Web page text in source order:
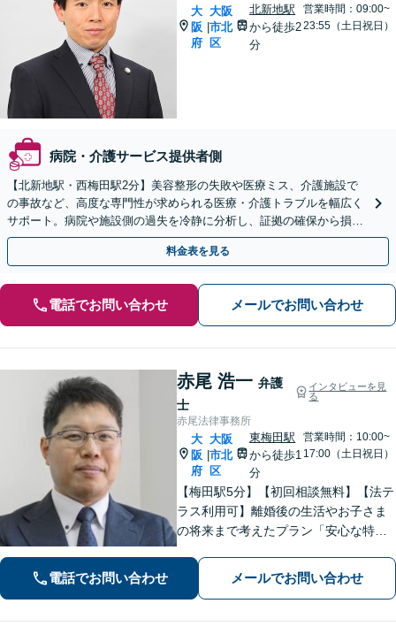
大
阪
府
大阪
市北
区
北新地駅
から徒歩2
分
営業時間：09:00~
23:55（土日祝日）
病院・介護サービス提供者側
【北新地駅・西梅田駅2分】美容整形の失敗や医療ミス、介護施設で
の事故など、高度な専門性が求められる医療・介護トラブルを幅広く
サポート。病院や施設側の過失を冷静に分析し、証拠の確保から損害
賠償請求まで、皆様の正当な権利を守るため伴走します。
料金表を見る
電話でお問い合わせ メールでお問い合わせ
赤尾 浩一 弁護
士
インタビューを見
る
赤尾法律事務所
大
阪
府
大阪
市北
区
東梅田駅
から徒歩1
分
営業時間：10:00~
17:00（土日祝日）
【梅田駅5分】【初回相談無料】【法テ
ラス利用可】離婚後の生活やお子さま
の将来まで考えたプラン「安心な特別
フットワーク＆スピード対応！被害者
との示談交渉もお任せください【休
電話でお問い合わせ メールでお問い合わせ